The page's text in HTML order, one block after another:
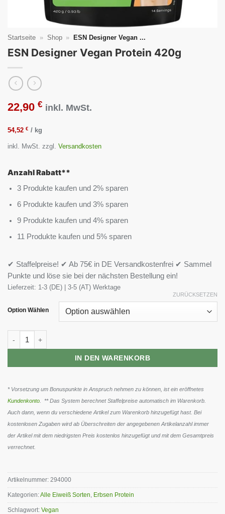
Startseite » Shop » ESN Designer Vegan ...
ESN Designer Vegan Protein 420g
22,90 € inkl. MwSt.
54,52 € / kg
inkl. MwSt. zzgl. Versandkosten
Anzahl Rabatt**
3 Produkte kaufen und 2% sparen
6 Produkte kaufen und 3% sparen
9 Produkte kaufen und 4% sparen
11 Produkte kaufen und 5% sparen
✔ Staffelpreise! ✔ Ab 75€ in DE Versandkostenfrei ✔ Sammel
Punkte und löse sie bei der nächsten Bestellung ein!
Lieferzeit: 1-3 (DE) | 3-5 (AT) Werktage
Option Wählen
ZURÜCKSETZEN
IN DEN WARENKORB
* Vorsetzung um Bonuspunkte in Anspruch nehmen zu können, ist ein eröffnetes
Kundenkonto . ** Das System berechnet Staffelpreise automatisch im Warenkorb.
Auch dann, wenn du verschiedene Artikel zum Warenkorb hinzugefügt hast. Bei
kostenlosen Zugaben wird ab Überschreiten der angegebenen Artikelanzahl immer
der Artikel mit dem niedrigsten Preis kostenlos hinzugefügt und mit dem Gesamtpreis
verrechnet.
Artikelnummer: 294000
Kategorien:Alle Eiweiß Sorten, Erbsen Protein
Schlagwort: Vegan